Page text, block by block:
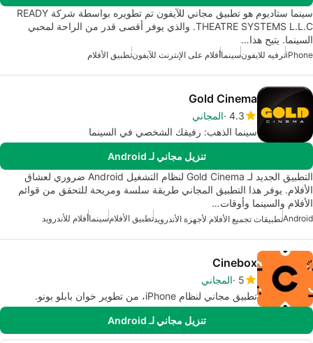
سينما ستاديوم هو تطبيق مجاني للآيفون تم تطويره بواسطة شركة READY
THEATRE SYSTEMS L.L.C. والذي يوفر أقصى قدر من الراحة لمحبي
السينما. يتيح هذا…
iPhoneترفيه للايفونسينماأفلام على الإنترنت للآيفونتطبيق الأفلام
Gold Cinema
4.3 المجاني
سينما الذهب: رفيقك الشخصي في السينما
تنزيل مجاني لـ Android
التطبيق الجديد لـ Gold Cinema لنظام التشغيل Android ضروري لعشاق
الأفلام. يوفر هذا التطبيق المجاني طريقة سلسة ومريحة للتحقق من قوائم
الأفلام والسينما وأوقات…
Androidتطبيقات تجميع الأفلام لأجهزة الأندرويدتطبيق الأفلامسينماأفلام للأندرويد
Cinebox
5 المجاني
تطبيق مجاني لنظام iPhone، من تطوير خوان بابلو بونو.
تنزيل مجاني لـ Android